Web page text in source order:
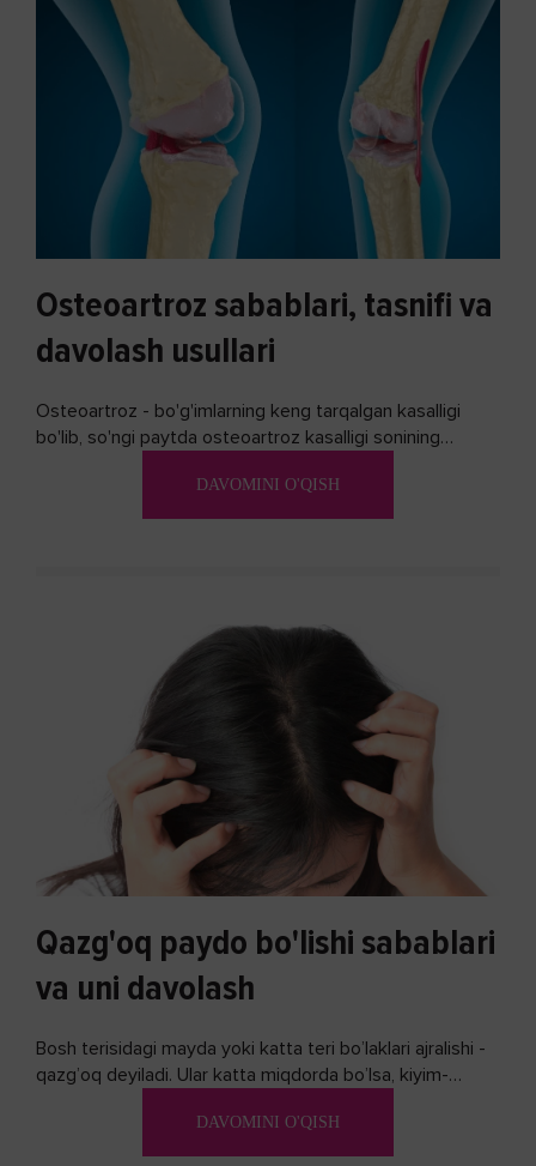
Osteoartroz sabablari, tasnifi va
davolash usullari
Osteoartroz - bo'g'imlarning keng tarqalgan kasalligi
bo'lib, so'ngi paytda osteoartroz kasalligi sonining
DAVOMINI O'QISH
Qazg'oq paydo bo'lishi sabablari
va uni davolash
Bosh terisidagi mayda yoki katta teri bo’laklari ajralishi -
qazg’oq deyiladi. Ular katta miqdorda bo’lsa, kiyim-
DAVOMINI O'QISH